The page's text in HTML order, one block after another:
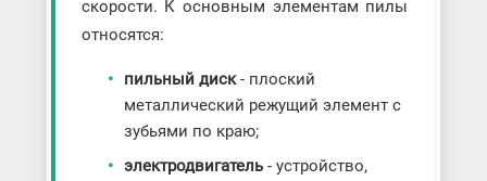
скорости. К основным элементам пилы
относятся:
пильный диск- плоский
металлический режущий элемент с
зубьями по краю;
электродвигатель- устройство,